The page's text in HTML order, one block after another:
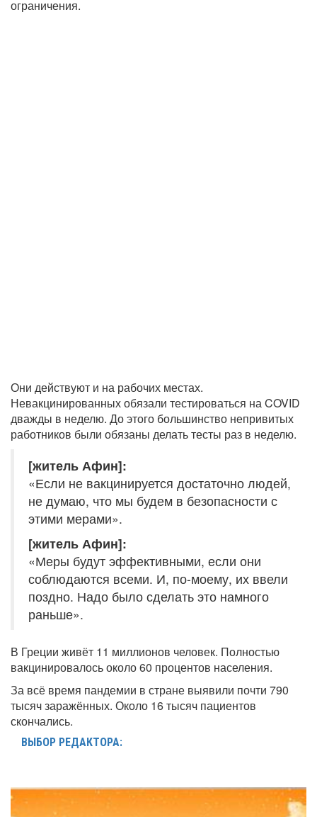
ограничения.
Они действуют и на рабочих местах.
Невакцинированных обязали тестироваться на COVID
дважды в неделю. До этого большинство непривитых
работников были обязаны делать тесты раз в неделю.
[житель Афин]:
«Если не вакцинируется достаточно людей,
не думаю, что мы будем в безопасности с
этими мерами».
[житель Афин]:
«Меры будут эффективными, если они
соблюдаются всеми. И, по-моему, их ввели
поздно. Надо было сделать это намного
раньше».
В Греции живёт 11 миллионов человек. Полностью
вакцинировалось около 60 процентов населения.
За всё время пандемии в стране выявили почти 790
тысяч заражённых. Около 16 тысяч пациентов
скончались.
ВЫБОР РЕДАКТОРА: